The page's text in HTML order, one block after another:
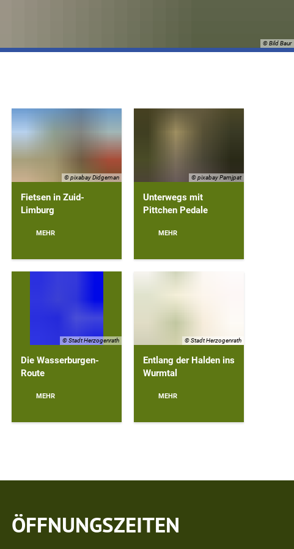
© Bild Baur
© pixabay Didgeman
Fietsen in Zuid-
Limburg
MEHR
© pixabay Pamjpat
Unterwegs mit
Pittchen Pedale
MEHR
© Stadt Herzogenrath
Die Wasserburgen-
Route
MEHR
© Stadt Herzogenrath
Entlang der Halden ins
Wurmtal
MEHR
ÖFFNUNGSZEITEN